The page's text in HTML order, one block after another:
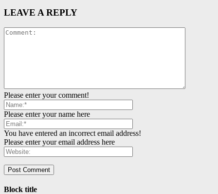
LEAVE A REPLY
Please enter your comment!
Please enter your name here
You have entered an incorrect email address!
Please enter your email address here
Block title